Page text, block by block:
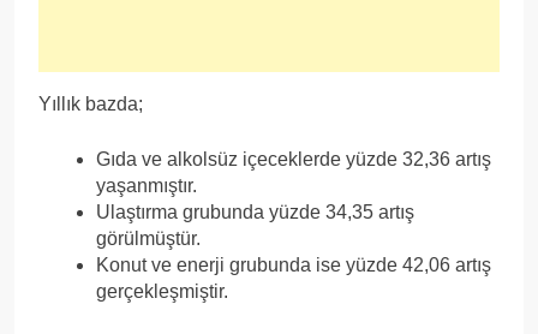
Yıllık bazda;
Gıda ve alkolsüz içeceklerde yüzde 32,36 artış
yaşanmıştır.
Ulaştırma grubunda yüzde 34,35 artış
görülmüştür.
Konut ve enerji grubunda ise yüzde 42,06 artış
gerçekleşmiştir.